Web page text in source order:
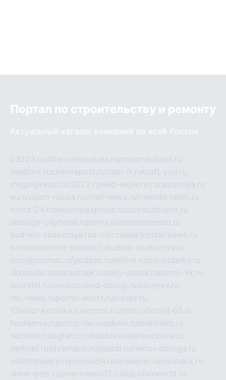
Портал по строительству и ремонту
Актуальный каталог компаний по всей России
03223.ruufille.rukrasotata.ruprazdnikdushi.ru
veetbox.rucinemapost.ruciam-fr.rukraft-you.ru
mega-press.ru03223.ruweb-explore.ru rastenuya.ru
eurovision-russia.rustrah-news.rufreeride-team.ru
itrack-24.rusexshopexpress.ruautostudiopro.ru
alabuga-cityhotel.rupornv.ruatlantpereezd.ru
bud-em-znakomye.rua-cdc.ruelektrostal-news.ru
korolevremont-market.rubudem-znakomye.ru
oooagrosnab.rufpodaso.ruemfire.rupro-otdelky.ru
ukrasotki.ruseksuzbek.ruseks-uzbek.ruporno-vk.ru
sovratili.ruolecoon.ruvd-dosug.ruadonyev.ru
rbc-news.ruporno-skvirt.rukrospr.ru
13autor-kolonka.rusormol.ru2rich.ru hostel-65.ru
hostserve.ruporno-na-russkom.ru mishinlab.ru
neznobi.rubigfatcc.ru habble.rustarbucksvia.ru
delfinet.rusilvernano.ruelestal.ruvektor-doroga.ru
velotrenajery.rupronso54.ru lenasever.ru lovinskix.ru
show-pets.rusmartnews03.rudiscofoxworld.ru